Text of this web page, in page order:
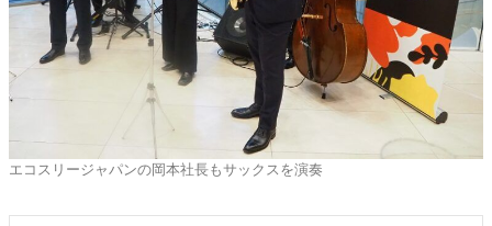
エコスリージャパンの岡本社長もサックスを演奏